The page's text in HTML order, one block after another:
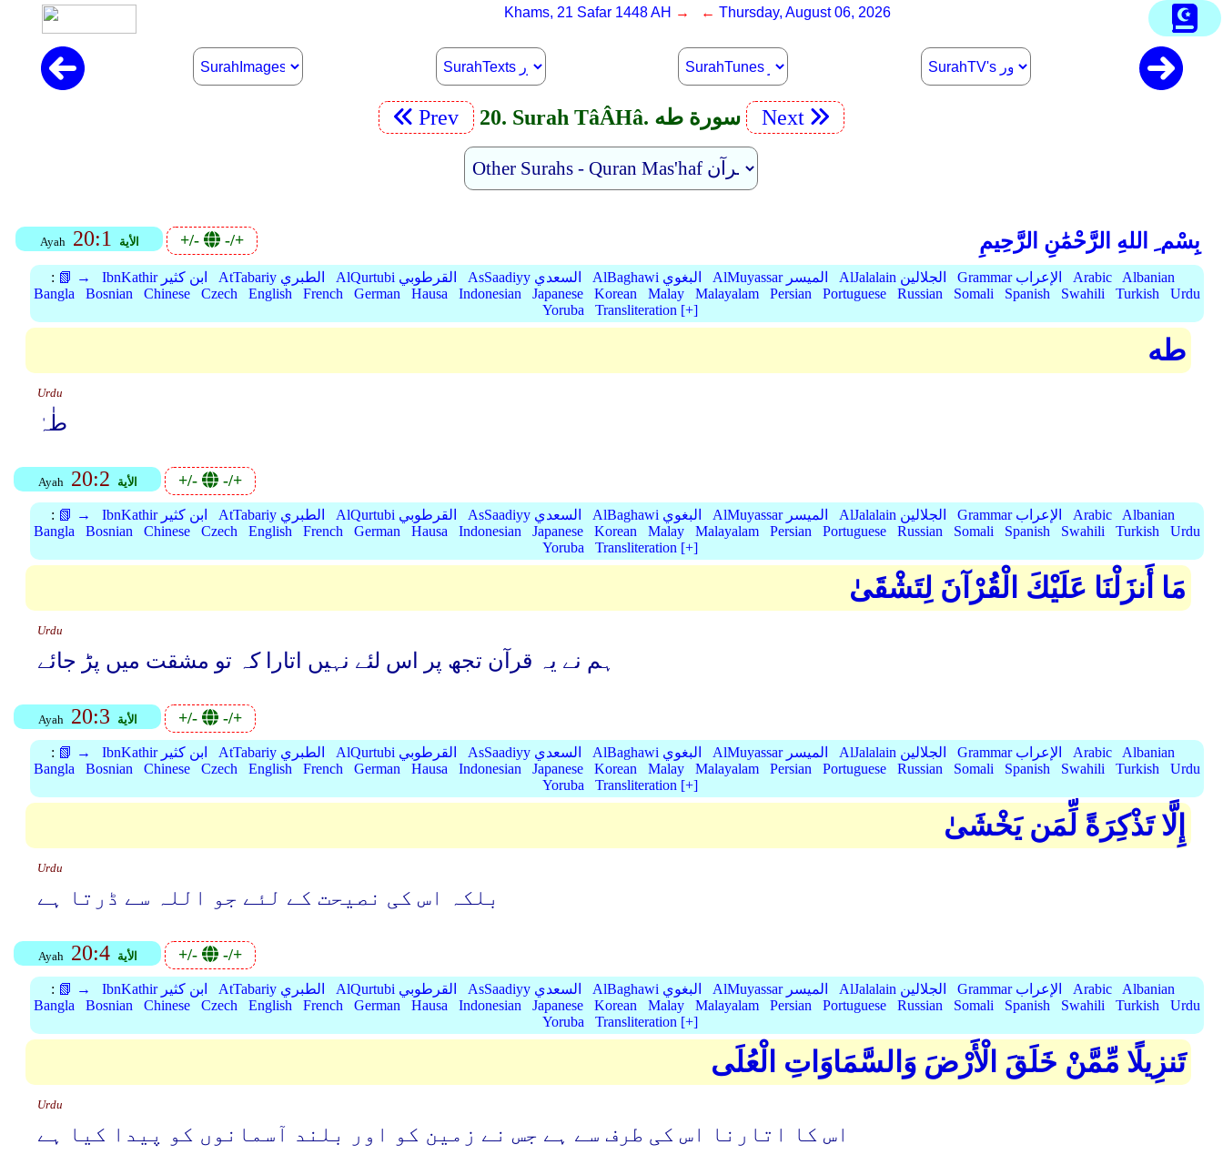
Khams, 21 Safar 1448 AH → ← Thursday, August 06, 2026
Prev 20. Surah TâÂ­Hâ. سورة طه Next
Ayah 20:1 الأية +/- -/+ بِسْم ِ اللهِ الرَّحْمَٰنِ الرَّحِيمِ
: 📗 → IbnKathir ابن كثير AtTabariy الطبري AlQurtubi القرطوبي AsSaadiyy السعدي AlBaghawi البغوي AlMuyassar الميسر AlJalalain الجلالين Grammar الإعراب Arabic
Albanian
Bangla
Bosnian Chinese Czech English French German Hausa Indonesian Japanese Korean Malay Malayalam Persian Portuguese Russian Somali Spanish Swahili Turkish
Urdu
Yoruba
Transliteration [+]
طه
Urdu
طٰہٰ
Ayah 20:2 الأية +/- -/+
: 📗 → IbnKathir ابن كثير AtTabariy الطبري AlQurtubi القرطوبي AsSaadiyy السعدي AlBaghawi البغوي AlMuyassar الميسر AlJalalain الجلالين Grammar الإعراب Arabic
Albanian
Bangla
Bosnian Chinese Czech English French German Hausa Indonesian Japanese Korean Malay Malayalam Persian Portuguese Russian Somali Spanish Swahili Turkish
Urdu
Yoruba
Transliteration [+]
مَا أَنزَلْنَا عَلَيْكَ الْقُرْآنَ لِتَشْقَىٰ
Urdu
ہم نے یہ قرآن تجھ پر اس لئے نہیں اتارا کہ تو مشقت میں پڑ جائے
Ayah 20:3 الأية +/- -/+
: 📗 → IbnKathir ابن كثير AtTabariy الطبري AlQurtubi القرطوبي AsSaadiyy السعدي AlBaghawi البغوي AlMuyassar الميسر AlJalalain الجلالين Grammar الإعراب Arabic
Albanian
Bangla
Bosnian Chinese Czech English French German Hausa Indonesian Japanese Korean Malay Malayalam Persian Portuguese Russian Somali Spanish Swahili Turkish
Urdu
Yoruba
Transliteration [+]
إِلَّا تَذْكِرَةً لِّمَن يَخْشَىٰ
Urdu
بلکہ اس کی نصیحت کے لئے جو اللہ سے ڈرتا ہے
Ayah 20:4 الأية +/- -/+
: 📗 → IbnKathir ابن كثير AtTabariy الطبري AlQurtubi القرطوبي AsSaadiyy السعدي AlBaghawi البغوي AlMuyassar الميسر AlJalalain الجلالين Grammar الإعراب Arabic
Albanian
Bangla
Bosnian Chinese Czech English French German Hausa Indonesian Japanese Korean Malay Malayalam Persian Portuguese Russian Somali Spanish Swahili Turkish
Urdu
Yoruba
Transliteration [+]
تَنزِيلًا مِّمَّنْ خَلَقَ الْأَرْضَ وَالسَّمَاوَاتِ الْعُلَى
Urdu
اس کا اتارنا اس کی طرف سے ہے جس نے زمین کو اور بلند آسمانوں کو پیدا کیا ہے